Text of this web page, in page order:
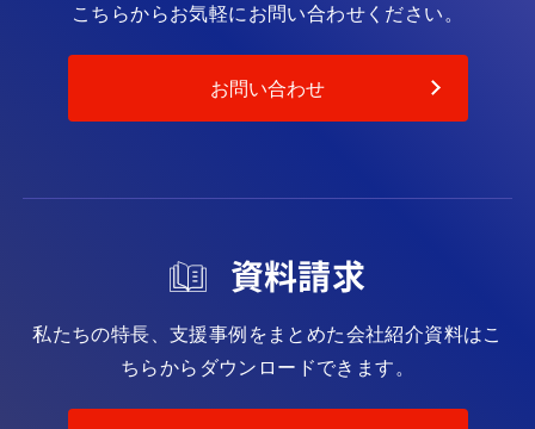
こちらからお気軽にお問い合わせください。
お問い合わせ
資料請求
私たちの特長、支援事例をまとめた会社紹介資料はこ
ちらからダウンロードできます。